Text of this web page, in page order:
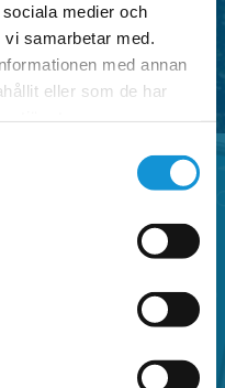
medier och
samarbetar med.
med annan
eller som de har
P-TILLSTÅND
hitta information